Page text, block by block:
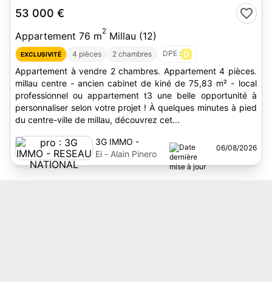
53 000 €
Appartement 76 m2 Millau (12)
EXCLUSIVITÉ 4 pièces 2 chambres DPE : D
Appartement à vendre 2 chambres. Appartement 4 pièces.
millau centre - ancien cabinet de kiné de 75,83 m² - local
professionnel ou appartement t3 une belle opportunité à
personnaliser selon votre projet ! À quelques minutes à pied
du centre-ville de millau, découvrez cet...
3G IMMO -
RESEAU
NATIONAL
Ei - Alain Pinero
06/08/2026